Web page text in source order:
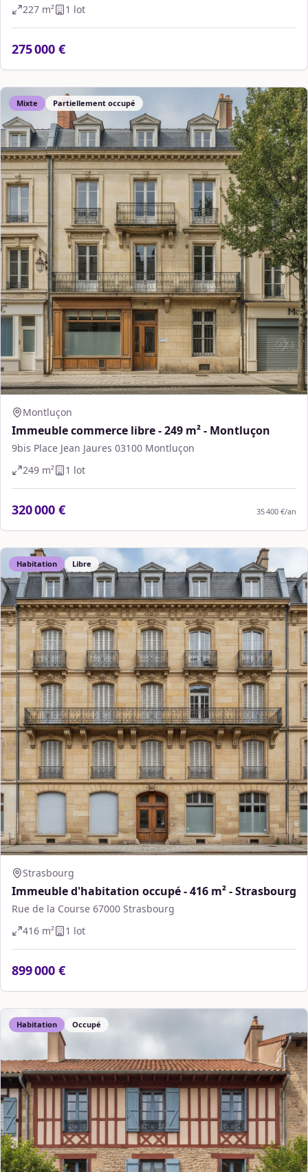
227 m² 1 lot
275 000 €
Mixte Partiellement occupé
Montluçon
Immeuble commerce libre - 249 m² - Montluçon
9bis Place Jean Jaures 03100 Montluçon
249 m² 1 lot
320 000 € 35 400 €/an
Habitation Libre
Strasbourg
Immeuble d'habitation occupé - 416 m² - Strasbourg
Rue de la Course 67000 Strasbourg
416 m² 1 lot
899 000 €
Habitation Occupé